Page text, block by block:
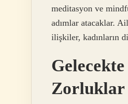
meditasyon ve
adımlar atacaklar.
ilişkiler, kadınların
Zorluklar